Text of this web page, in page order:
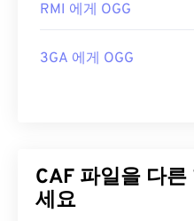
RMI 에게 OGG
3GA 에게 OGG
CAF 파일을 다
세요